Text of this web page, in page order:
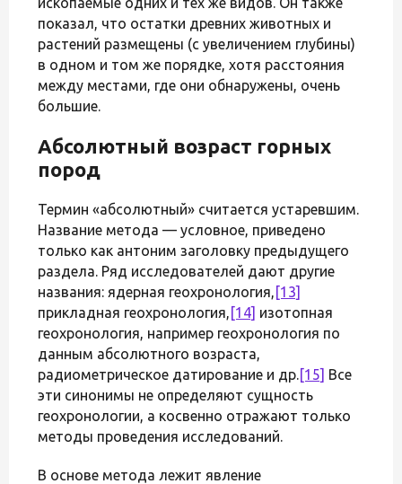
показал, что остатки древних животных и
растений размещены (с увеличением глубины)
в одном и том же порядке, хотя расстояния
между местами, где они обнаружены, очень
большие.
Абсолютный возраст горных
пород
Термин «абсолютный» считается устаревшим.
Название метода — условное, приведено
только как антоним заголовку предыдущего
раздела. Ряд исследователей дают другие
названия: ядерная геохронология, [13]
прикладная геохронология, [14] изотопная
геохронология, например геохронология по
данным абсолютного возраста,
радиометрическое датирование и др.[15] Все
эти синонимы не определяют сущность
геохронологии, а косвенно отражают только
методы проведения исследований.
В основе метода лежит явление